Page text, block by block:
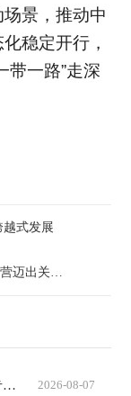
景，推动中
稳定开行，
带一路”走深
越式发展
关键一步
再创历史新高！2026暑运全国特色旅游专列刷屏暑期出行市场 2026-08-07